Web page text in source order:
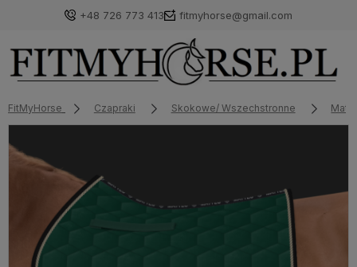
+48 726 773 413 fitmyhorse@gmail.com
FitMyHorse Czapraki Skokowe/ Wszechstronne